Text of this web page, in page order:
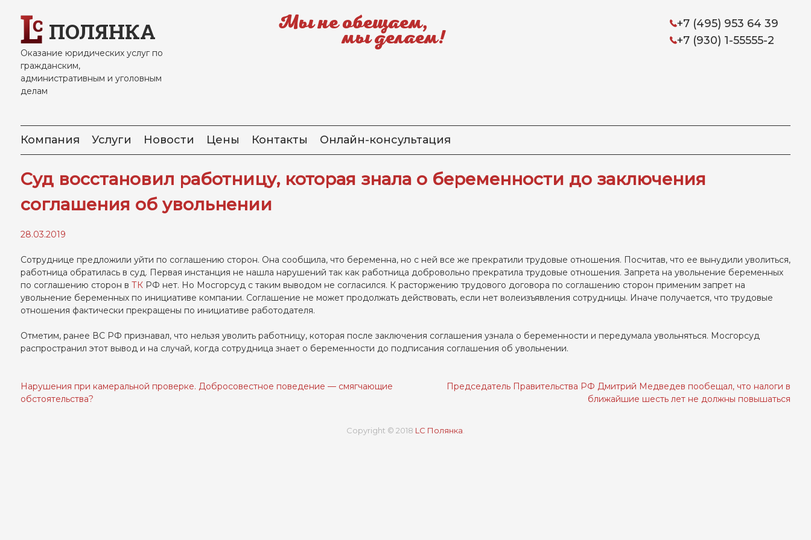
to
contentПОЛЯНКА
Оказание юридических услуг по
гражданским,
административным и уголовным
делам
Мы не обещаем,
мы делаем!
+7 (495) 953 64 39
+7 (930) 1-55555-2
Компания Услуги Новости Цены Контакты Онлайн-консультация
Суд восстановил работницу, которая знала о беременности до заключения
соглашения об увольнении
28.03.2019
Сотруднице предложили уйти по соглашению сторон. Она сообщила, что беременна, но с ней все же прекратили трудовые отношения. Посчитав, что ее вынудили уволиться,
работница обратилась в суд. Первая инстанция не нашла нарушений так как работница добровольно прекратила трудовые отношения. Запрета на увольнение беременных
по соглашению сторон в ТКРФ нет. Но Мосгорсуд с таким выводом не согласился. К расторжению трудового договора по соглашению сторон применим запрет на
увольнение беременных по инициативе компании. Соглашение не может продолжать действовать, если нет волеизъявления сотрудницы. Иначе получается, что трудовые
отношения фактически прекращены по инициативе работодателя.
Отметим, ранее ВС РФ признавал, что нельзя уволить работницу, которая после заключения соглашения узнала о беременности и передумала увольняться. Мосгорсуд
распространил этот вывод и на случай, когда сотрудница знает о беременности до подписания соглашения об увольнении.
Навигация
Нарушения при камеральной проверке. Добросовестное поведение — смягчающие
обстоятельства?
Председатель Правительства РФ Дмитрий Медведев пообещал, что налоги в
ближайшие шесть лет не должны повышаться
Copyright © 2018 LC Полянка